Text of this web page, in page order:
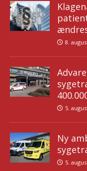
8.
5.
Ny
5.